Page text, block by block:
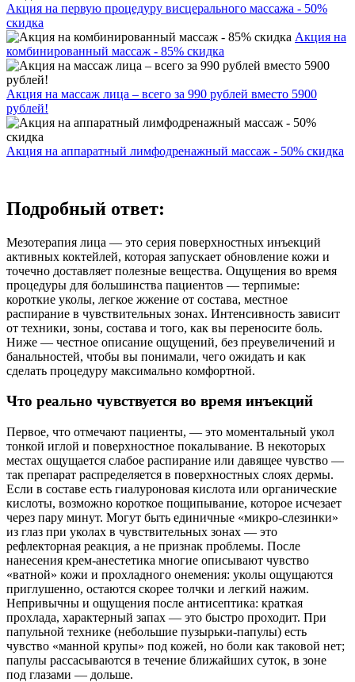
Акция на первую процедуру висцерального массажа - 50%
скидка
Акция на
комбинированный массаж - 85% скидка
Акция на массаж лица – всего за 990 рублей вместо 5900
рублей!
Акция на аппаратный лимфодренажный массаж - 50% скидка
Подробный ответ:
Мезотерапия лица — это серия поверхностных инъекций
активных коктейлей, которая запускает обновление кожи и
точечно доставляет полезные вещества. Ощущения во время
процедуры для большинства пациентов — терпимые:
короткие уколы, легкое жжение от состава, местное
распирание в чувствительных зонах. Интенсивность зависит
от техники, зоны, состава и того, как вы переносите боль.
Ниже — честное описание ощущений, без преувеличений и
банальностей, чтобы вы понимали, чего ожидать и как
сделать процедуру максимально комфортной.
Что реально чувствуется во время инъекций
Первое, что отмечают пациенты, — это моментальный укол
тонкой иглой и поверхностное покалывание. В некоторых
местах ощущается слабое распирание или давящее чувство —
так препарат распределяется в поверхностных слоях дермы.
Если в составе есть гиалуроновая кислота или органические
кислоты, возможно короткое пощипывание, которое исчезает
через пару минут. Могут быть единичные «микро-слезинки»
из глаз при уколах в чувствительных зонах — это
рефлекторная реакция, а не признак проблемы. После
нанесения крем-анестетика многие описывают чувство
«ватной» кожи и прохладного онемения: уколы ощущаются
приглушенно, остаются скорее толчки и легкий нажим.
Непривычны и ощущения после антисептика: краткая
прохлада, характерный запах — это быстро проходит. При
папульной технике (небольшие пузырьки-папулы) есть
чувство «манной крупы» под кожей, но боли как таковой нет;
папулы рассасываются в течение ближайших суток, в зоне
под глазами — дольше.